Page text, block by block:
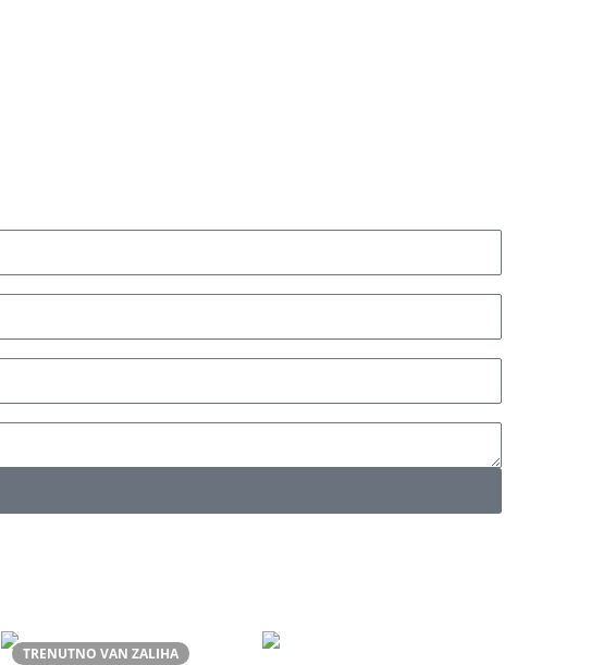
TRENUTNO VAN ZALIHA